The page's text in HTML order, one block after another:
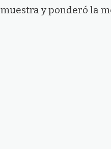
muestra y ponderó la